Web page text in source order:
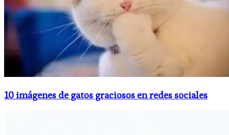
10 imágenes de gatos graciosos en redes sociales